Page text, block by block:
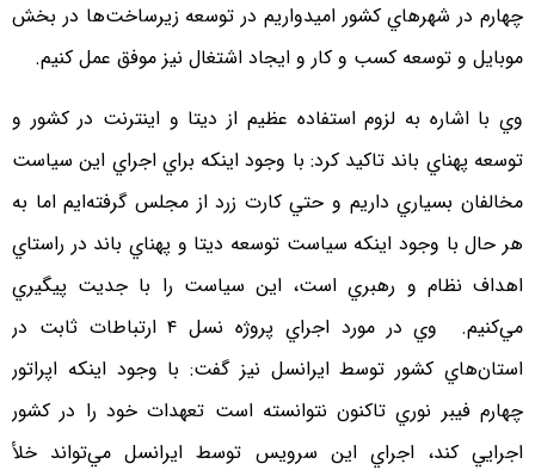
چهارم در شهرهاي كشور اميدواريم در توسعه زيرساخت‌ها در بخش
موبايل و توسعه كسب و كار و ايجاد اشتغال نيز موفق عمل كنيم.
وي با اشاره به لزوم استفاده عظيم از ديتا و اينترنت در كشور و
توسعه پهناي باند تاكيد كرد: با وجود اينكه براي اجراي اين سياست
مخالفان بسياري داريم و حتي كارت زرد از مجلس گرفته‌ايم اما به
هر حال با وجود اينكه سياست توسعه ديتا و پهناي باند در راستاي
اهداف نظام و رهبري است، اين سياست را با جديت پيگيري
مي‌كنيم. وي در مورد اجراي پروژه نسل ۴ ارتباطات ثابت در
استان‌هاي كشور توسط ايرانسل نيز گفت: با وجود اينكه اپراتور
چهارم فيبر نوري تاكنون نتوانسته است تعهدات خود را در كشور
اجرايي كند، اجراي اين سرويس توسط ايرانسل مي‌تواند خلأ